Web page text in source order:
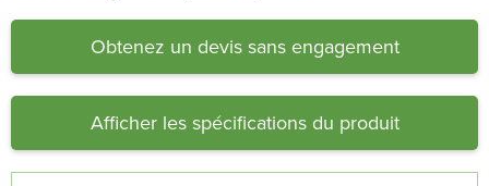
Obtenez un devis sans engagement
Afficher les spécifications du produit